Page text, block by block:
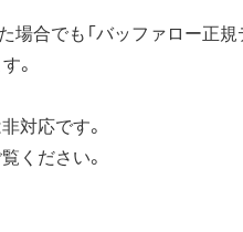
合でも「バッファロー正
。
対応です。
ください。